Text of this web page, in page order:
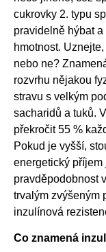
cukrovky 2. typu
pravidelně hýbat
hmotnost.
nebo ne?
rozvrhu nějakou
stravu s velkým
sacharidů a tuků.
překročit 55 %
Pokud je vyšší,
energetický příjem
pravděpodobnost
trvalým zvýšeným
inzulínová
Co znamená